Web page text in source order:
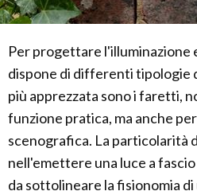
Per progettare l'illuminazione
dispone di differenti tipologie
più apprezzata sono i faretti,
funzione pratica, ma anche
scenografica. La particolarità
nell'emettere una luce a
da sottolineare la fisionomia